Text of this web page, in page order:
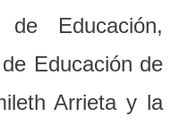
Educación,
Educación de
Arrieta y la